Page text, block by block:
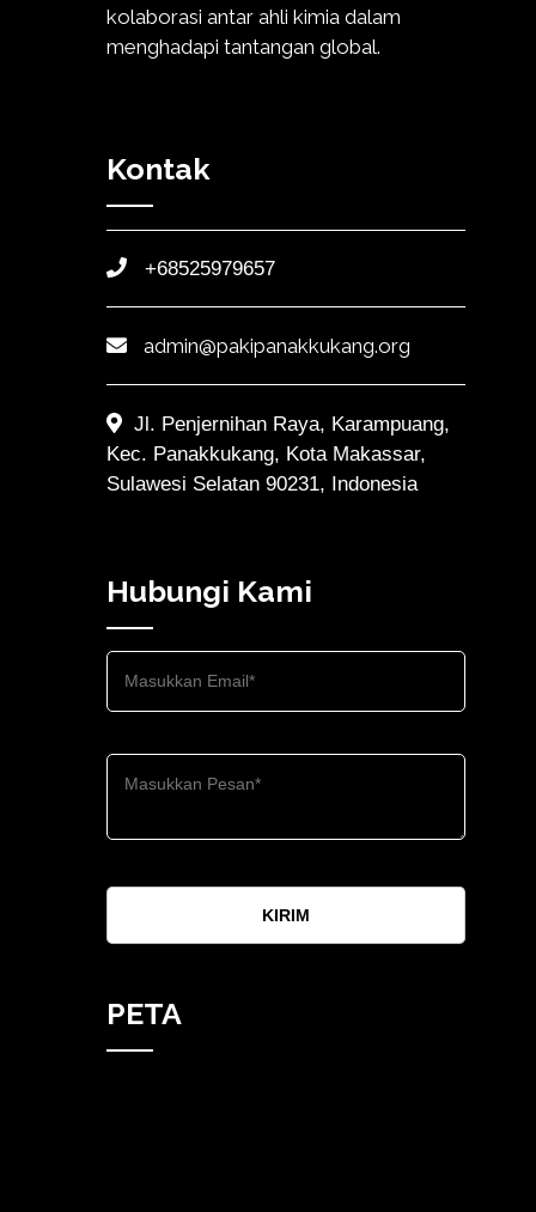
kolaborasi antar ahli kimia dalam
menghadapi tantangan global.
Kontak
+68525979657
admin@pakipanakkukang.org
Jl. Penjernihan Raya, Karampuang,
Kec. Panakkukang, Kota Makassar,
Sulawesi Selatan 90231, Indonesia
Hubungi Kami
KIRIM
PETA